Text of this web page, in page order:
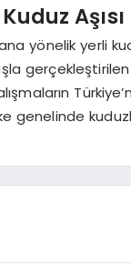
yönelik yerli
genelinde